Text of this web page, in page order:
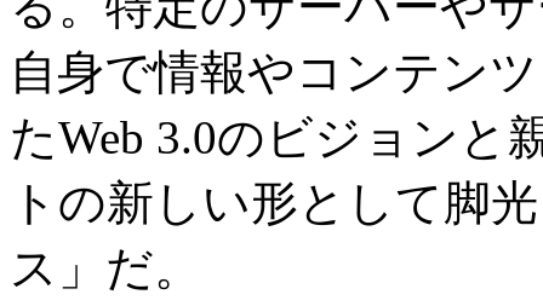
自身で情報やコンテン
たWeb 3.0のビジョンと
トの新しい形として脚
ス」だ。